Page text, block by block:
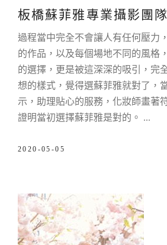
板橋蘇菲雅專業攝影團隊
過程當中完全不會讓人有任何壓力
的作品，以及每個場地不同的風格
的選擇，更是被這深深的吸引，完
想的樣式，覺得選蘇菲雅就對了，
示，助理貼心的服務，化妝師畫著
證明當初選擇蘇菲雅是對的。
2020-05-05